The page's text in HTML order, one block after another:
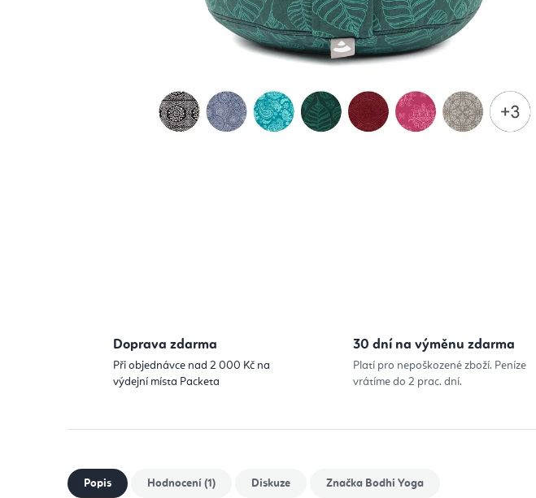
Doprava zdarma
Při objednávce nad 2 000 Kč na
výdejní místa Packeta
30 dní na výměnu zdarma
Platí pro nepoškozené zboží. Peníze
vrátíme do 2 prac. dní.
Popis Hodnocení (1) Diskuze Značka Bodhi Yoga